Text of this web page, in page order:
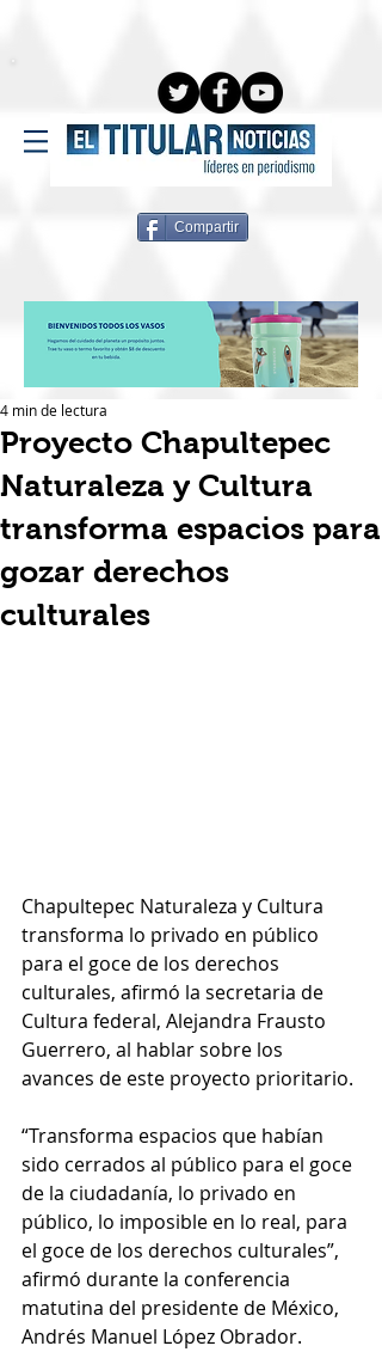
Compartir
Proyecto Chapultepec
Naturaleza y Cultura
transforma espacios para
gozar derechos
culturales
4 min de lectura
Chapultepec Naturaleza y Cultura
transforma lo privado en público
para el goce de los derechos
culturales, afirmó la secretaria de
Cultura federal, Alejandra Frausto
Guerrero, al hablar sobre los
avances de este proyecto prioritario.
“Transforma espacios que habían
sido cerrados al público para el goce
de la ciudadanía, lo privado en
público, lo imposible en lo real, para
el goce de los derechos culturales”,
afirmó durante la conferencia
matutina del presidente de México,
Andrés Manuel López Obrador.